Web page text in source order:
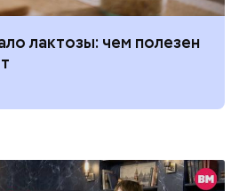
лактозы: чем полезен